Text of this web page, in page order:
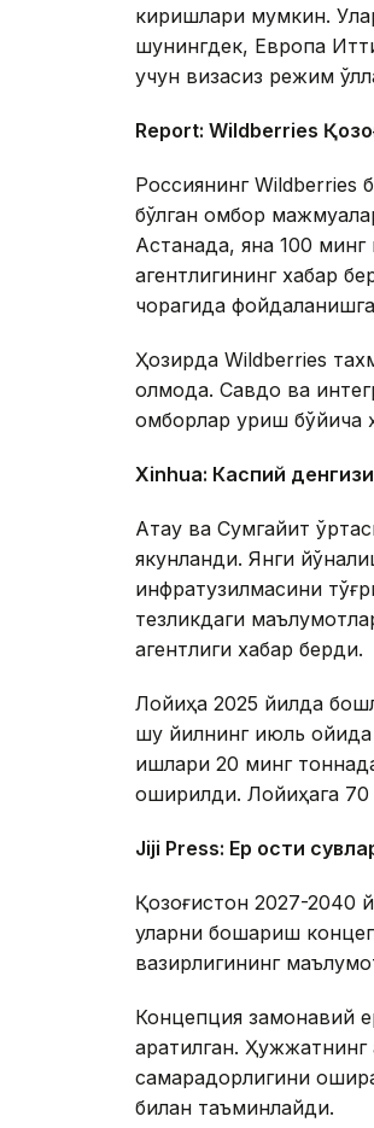
киришлари мумкин.
шунингдек, Европа
учун визасиз режим
Report: Wildberries
Россиянинг Wildberries
бўлган омбор
Астанада, яна 100
агентлигининг хабар
чорагида
Ҳозирда Wildberries
олмоқда. Савдо ва
омборлар қуриш бўйича
Xinhuа: Каспий
Ақтау ва Сумгайит
якунланди. Янги
инфратузилмасини
тезликдаги
агентлиги хабар берди.
Лойиҳа 2025 йилда
шу йилнинг июль ойида
ишлари 20 минг
оширилди. Лойиҳага 70
Jiji Press: Ер ости
Қозоғистон 2027-2040
уларни бошқариш
вазирлигининг
Концепция замонавий
қаратилган.
самарадорлигини
билан таъминлайди.